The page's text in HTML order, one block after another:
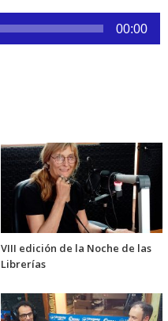
00:00
VIII edición de la Noche de las
Librerías